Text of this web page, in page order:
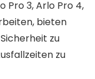
Pro 3, Arlo Pro 4,
bieten
zu
zu